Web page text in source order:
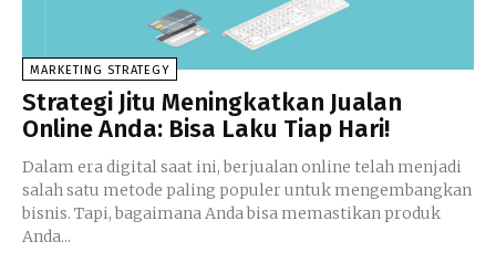
MARKETING STRATEGY
Strategi Jitu Meningkatkan Jualan
Online Anda: Bisa Laku Tiap Hari!
Dalam era digital saat ini, berjualan online telah menjadi
salah satu metode paling populer untuk mengembangkan
bisnis. Tapi, bagaimana Anda bisa memastikan produk
Anda...